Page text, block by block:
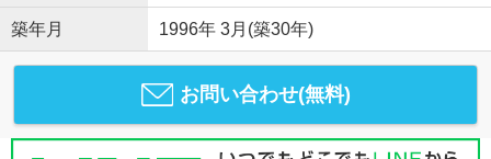
築年月 1996年 3月(築30年)
お問い合わせ(無料)